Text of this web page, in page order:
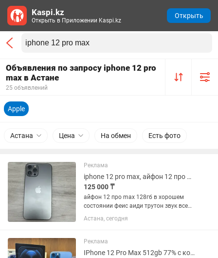
Объявления по запросу iphone 12 pro
max в Астане
25 объявлений
Apple
Астана Цена На обмен Есть фото
Реклама
iphone 12 pro max, айфон 12 про max
125 000 ₸
айфон 12 про max 128гб в хорошем
состоянии феис аиди трутон звук все
работают идеально емкость 78%
менялся дисплеи на хорошый качество
использую этот айфон минус
пылинки...
Астана, сегодня
Реклама
IPhone 12 Pro Max 512gb 77% с коробкой Рассрочка 0 0 12
Kaspi.kz
Открыть в Приложении Kaspi.kz
Открыть